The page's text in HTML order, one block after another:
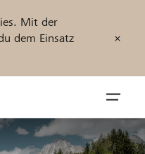
Mit der
dem Einsatz
öffnen